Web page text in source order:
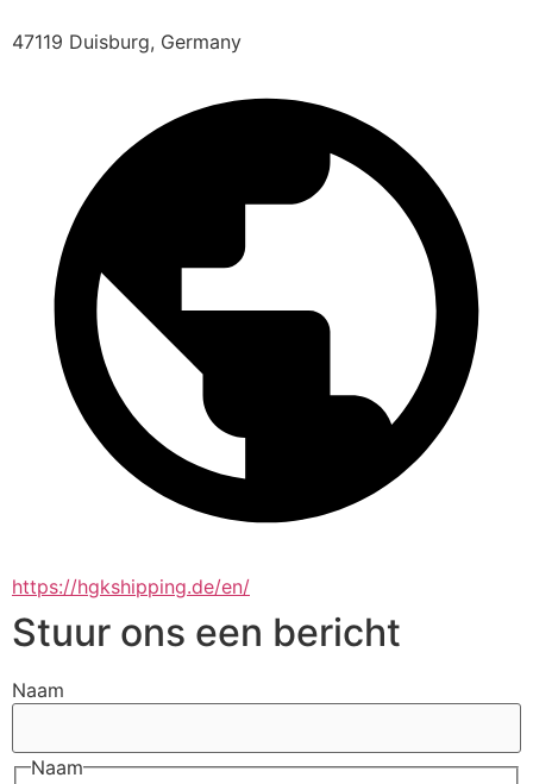
47119 Duisburg, Germany
https://hgkshipping.de/en/
Stuur ons een bericht
Naam
Naam